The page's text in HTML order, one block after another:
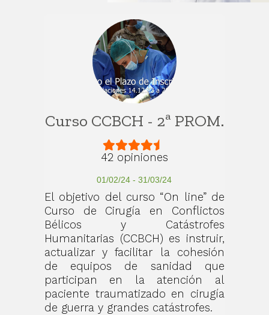
Curso CCBCH - 2ª PROM.
42 opiniones
01/02/24 - 31/03/24
El objetivo del curso “On line” de
Curso de Cirugía en Conflictos
Bélicos y Catástrofes
Humanitarias (CCBCH) es instruir,
actualizar y facilitar la cohesión
de equipos de sanidad que
participan en la atención al
paciente traumatizado en cirugía
de guerra y grandes catástrofes.